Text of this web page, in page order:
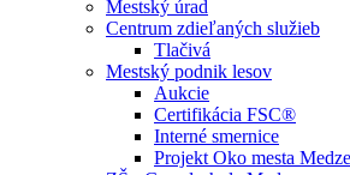
Mestský úrad
Centrum zdieľaných služieb
Tlačivá
Mestský podnik lesov
Aukcie
Certifikácia FSC®
Interné smernice
Projekt Oko mesta